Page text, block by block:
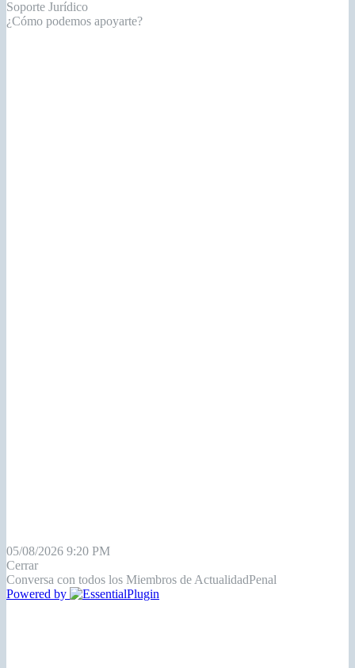
Soporte Jurídico
¿Cómo podemos apoyarte?
05/08/2026 9:20 PM
Cerrar
Conversa con todos los Miembros de ActualidadPenal
Powered by